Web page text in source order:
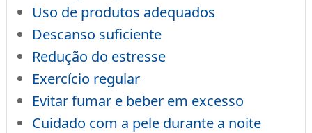
Uso de produtos adequados
Descanso suficiente
Redução do estresse
Exercício regular
Evitar fumar e beber em excesso
Cuidado com a pele durante a noite